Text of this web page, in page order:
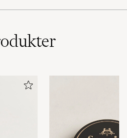
brugt gennem en